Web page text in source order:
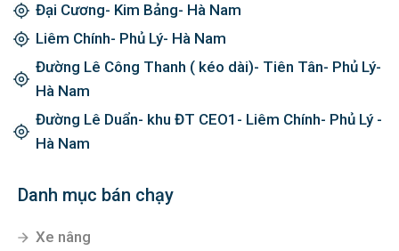
Đại Cương- Kim Bảng- Hà Nam
Liêm Chính- Phủ Lý- Hà Nam
Đường Lê Công Thanh ( kéo dài)- Tiên Tân- Phủ Lý-
Hà Nam
Đường Lê Duẩn- khu ĐT CEO1- Liêm Chính- Phủ Lý -
Hà Nam
Danh mục bán chạy
Xe nâng